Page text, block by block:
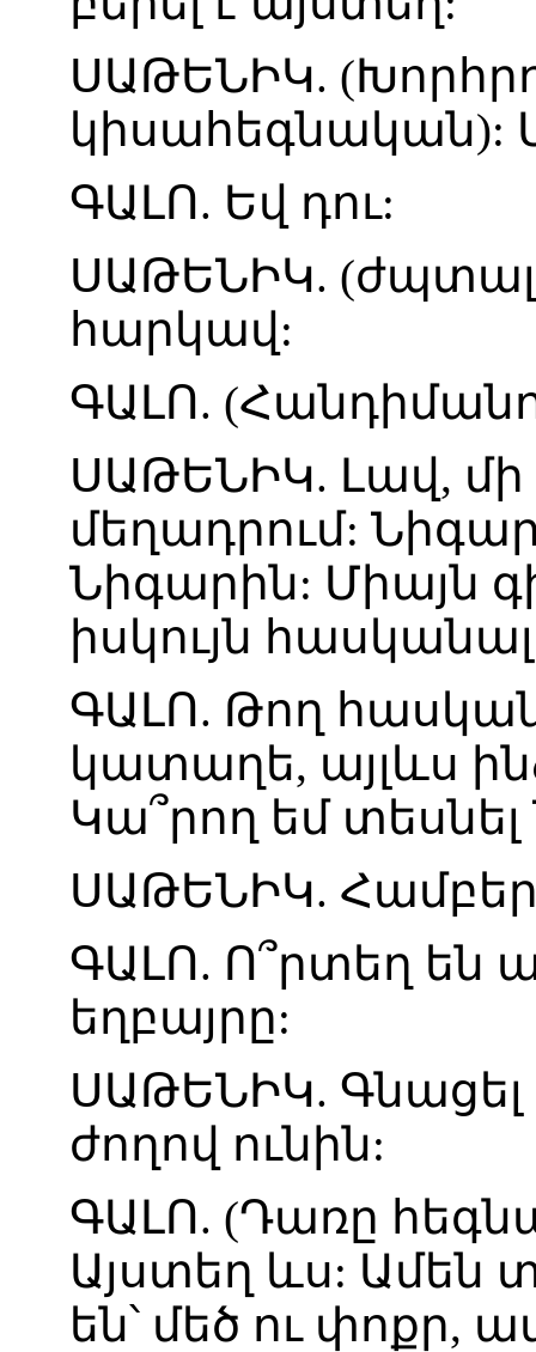
ՍԱԹԵՆԻԿ. (
կիսահեգնական):
ԳԱԼՈ. Եվ դու:
ՍԱԹԵՆԻԿ. (
հարկավ :
ԳԱԼՈ. (
ՍԱԹԵՆԻԿ. Լավ , մի
մեղադրում:
Նիգարին: Միայն
իսկույն
ԳԱԼՈ. Թող
կատաղե, այլևս
Կա՞րող եմ տեսնել
ՍԱԹԵՆԻԿ.
ԳԱԼՈ. Ո՞րտեղ են
եղբայրը:
ՍԱԹԵՆԻԿ. Գնացել
ժողով ունին:
ԳԱԼՈ. (Դառը
Այստեղ ևս: Ամեն
են՝ մեծ ու փոքր,